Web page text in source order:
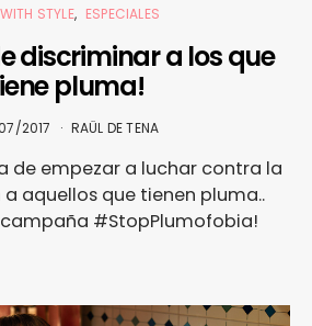
STYLE ESPECIALES
discriminar a los que
pluma!
2017 RAÜL DE TENA
de empezar a luchar contra la
aquellos que tienen pluma..
campaña #StopPlumofobia!